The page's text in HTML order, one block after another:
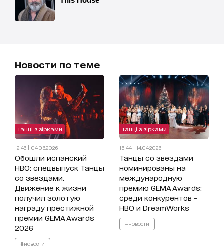
Новости по теме
Танці з зірками
12:43 | 04.06.2026
Обошли испанский
HBO: спецвыпуск Танцы
со звездами.
Движение к жизни
получил золотую
награду престижной
премии GEMA Awards
2026
#новости
Танці з зірками
15:44 | 14.04.2026
Танцы со звездами
номинированы на
международную
премию GEMA Awards:
среди конкурентов –
HBO и DreamWorks
#новости